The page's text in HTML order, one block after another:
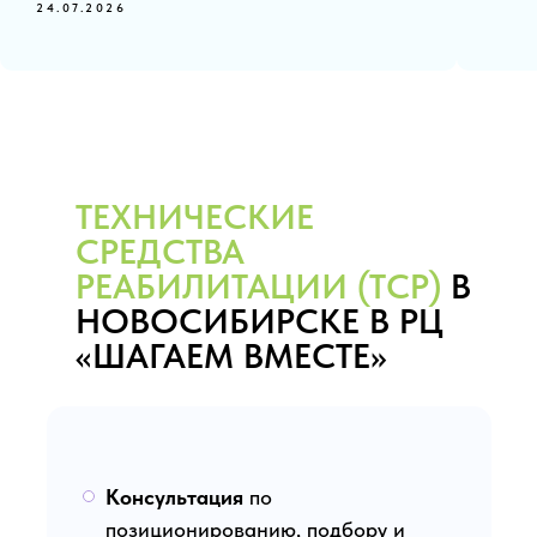
24.07.2026
ТЕХНИЧЕСКИЕ
СРЕДСТВА
РЕАБИЛИТАЦИИ (ТСР) В
НОВОСИБИРСКЕ В РЦ
«ШАГАЕМ ВМЕСТЕ»
Консультация по
позиционированию, подбору и